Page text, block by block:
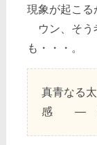
現象が起こる
ウン、そう
も・・・。
真青なる
感 ―